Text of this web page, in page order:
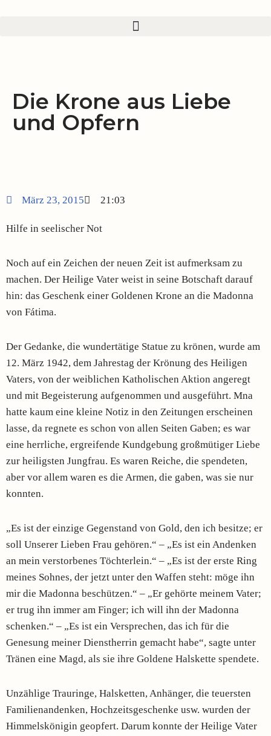
Die Krone aus Liebe
und Opfern
März 23, 2015 21:03
Hilfe in seelischer Not
Noch auf ein Zeichen der neuen Zeit ist aufmerksam zu
machen. Der Heilige Vater weist in seine Botschaft darauf
hin: das Geschenk einer Goldenen Krone an die Madonna
von Fátima.
Der Gedanke, die wundertätige Statue zu krönen, wurde am
12. März 1942, dem Jahrestag der Krönung des Heiligen
Vaters, von der weiblichen Katholischen Aktion angeregt
und mit Begeisterung aufgenommen und ausgeführt. Mna
hatte kaum eine kleine Notiz in den Zeitungen erscheinen
lasse, da regnete es schon von allen Seiten Gaben; es war
eine herrliche, ergreifende Kundgebung großmütiger Liebe
zur heiligsten Jungfrau. Es waren Reiche, die spendeten,
aber vor allem waren es die Armen, die gaben, was sie nur
konnten.
„Es ist der einzige Gegenstand von Gold, den ich besitze; er
soll Unserer Lieben Frau gehören.“ – „Es ist ein Andenken
an mein verstorbenes Töchterlein.“ – „Es ist der erste Ring
meines Sohnes, der jetzt unter den Waffen steht: möge ihn
mir die Madonna beschützen.“ – „Er gehörte meinem Vater;
er trug ihn immer am Finger; ich will ihn der Madonna
schenken.“ – „Es ist ein Versprechen, das ich für die
Genesung meiner Dienstherrin gemacht habe“, sagte unter
Tränen eine Magd, als sie ihre Goldene Halskette spendete.
Unzählige Trauringe, Halsketten, Anhänger, die teuersten
Familienandenken, Hochzeitsgeschenke usw. wurden der
Himmelskönigin geopfert. Darum konnte der Heilige Vater